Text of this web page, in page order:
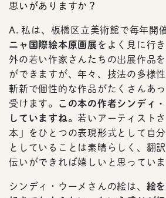
思いがありますか？
A. 私は、板橋区立美術館で毎年開
ニャ国際絵本原画展をよく見に行
外の若い作家さんたちの出展作品
ができますが、年々、技法の多様
斬新で個性的な作品がたくさんあ
受けます。
この本の作者シンディ
していますね。 若いアーティスト
本」をひとつの表現形式として自
としていることは素晴らしく、翻
伝いができれば嬉しいと思っていま
シンディ・ウーメさんの絵は、 絵